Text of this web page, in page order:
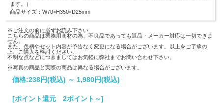
ます。）
商品サイズ：W70×H350×D25mm
※ご注文の前に必ずお読み下さい
こちらの商品は業務用商材の為、不良品であっても返品・メーカー対応は一切できま
せん。
また、色柄やセット内容が予告なく変更になる場合がございます。以上をご了承の
上、ご購入を検討ください。
不明な点などにつきましてはお気軽に弊社までお問い合わせ下さい。
※写真の商品と実際の商品は異なる場合がございます。
価格:238円(税込) ～ 1,980円(税込)
[ポイント還元 2ポイント～]